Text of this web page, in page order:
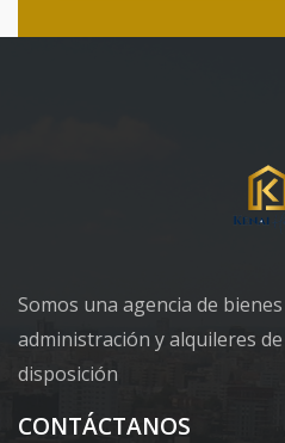
Somos una agencia de
administración y alquileres
disposición
CONTÁCTANOS